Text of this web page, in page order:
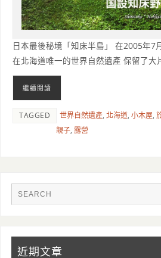
日本最後秘境「知床半島」 在2005年7
在北海道唯一的世界自然遺產 保留了
繼續閱讀
TAGGED 世界自然遺產,北海道,小木屋,
親子, 露營
近期文章